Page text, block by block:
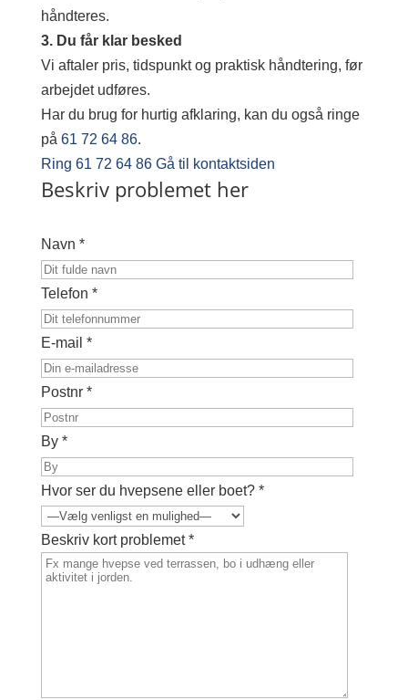
håndteres.
3. Du får klar besked
Vi aftaler pris, tidspunkt og praktisk håndtering, før
arbejdet udføres.
Har du brug for hurtig afklaring, kan du også ringe
på 61 72 64 86.
Ring 61 72 64 86 Gå til kontaktsiden
Beskriv problemet her
Navn *
Telefon *
E-mail *
Postnr *
By *
Hvor ser du hvepsene eller boet? *
Beskriv kort problemet *